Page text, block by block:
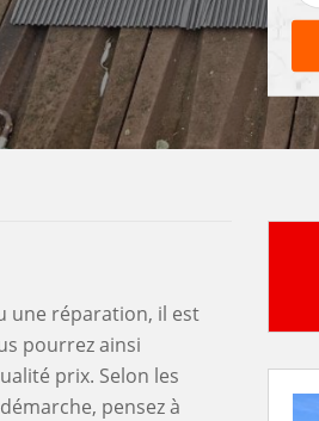
une réparation, il est
pourrez ainsi
prix. Selon les
pensez à